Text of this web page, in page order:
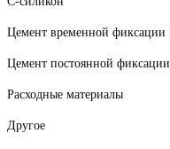
Цемент временной фиксации
Цемент постоянной фиксации
Расходные материалы
Другое